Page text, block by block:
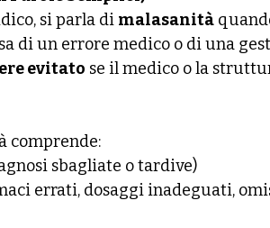
si parla di malasanità
di un errore medico o di una
evitato se il medico o la
comprende:
sbagliate o tardive)
errati, dosaggi inadeguati,